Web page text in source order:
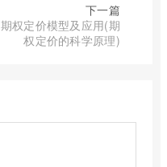
下一篇
期权定价模型及应用(期
权定价的科学原理)